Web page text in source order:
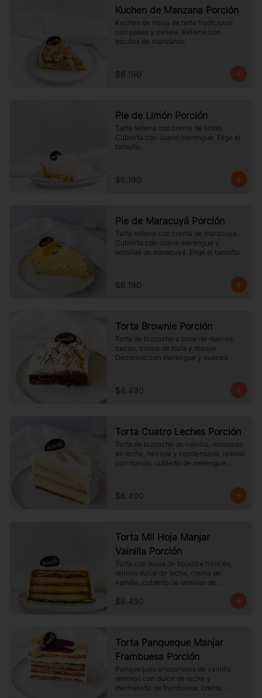
Kuchen de Manzana Porción
Kuchen de masa de tarta tradicional
con pasas y canela. Rellena con
trocitos de manzanas.
$6.190
Pie de Limón Porción
Tarta rellena con crema de limón.
Cubierta con suave merengue. Elige el
tamaño.
$6.190
Pie de Maracuyá Porción
Tarta rellena con crema de maracuyá.
Cubierta con suave merengue y
semillas de maracuyá. Elige el tamaño.
$6.190
Torta Brownie Porción
Torta de bizcocho a base de nueces,
cacao, crema de trufa y manjar.
Decorado con merengue y nueces.
$6.490
Torta Cuatro Leches Porción
Torta de bizcocho de vainilla, remojado
en leche, nevada y condensada. relleno
con manjar, cubierto de merengue.
$6.490
Torta Mil Hoja Manjar
Vainilla Porción
Torta con masa de hojaldre francés,
rellena dulce de leche, crema de
vainilla, cubierto de láminas de
$6.490
Torta Panqueque Manjar
Frambuesa Porción
Panqueques artesanales de vainilla,
rellenos con dulce de leche y
mermelada de frambuesa, crema.